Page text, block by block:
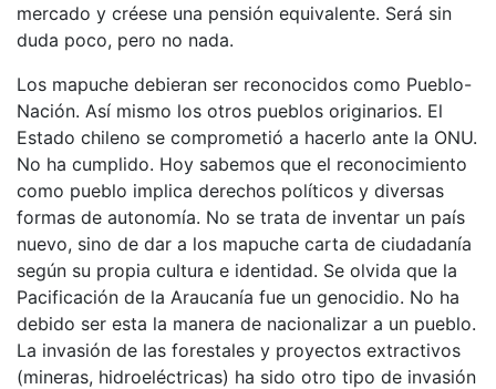
mercado y créese una pensión equivalente. Será sin
duda poco, pero no nada.
Los mapuche debieran ser reconocidos como Pueblo-
Nación. Así mismo los otros pueblos originarios. El
Estado chileno se comprometió a hacerlo ante la ONU.
No ha cumplido. Hoy sabemos que el reconocimiento
como pueblo implica derechos políticos y diversas
formas de autonomía. No se trata de inventar un país
nuevo, sino de dar a los mapuche carta de ciudadanía
según su propia cultura e identidad. Se olvida que la
Pacificación de la Araucanía fue un genocidio. No ha
debido ser esta la manera de nacionalizar a un pueblo.
La invasión de las forestales y proyectos extractivos
(mineras, hidroeléctricas) ha sido otro tipo de invasión